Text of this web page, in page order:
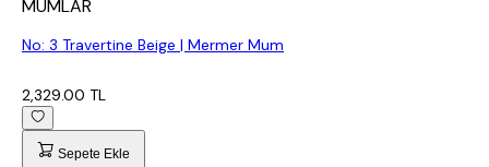
MUMLAR
No: 3 Travertine Beige | Mermer Mum
2,329.00 TL
Sepete Ekle